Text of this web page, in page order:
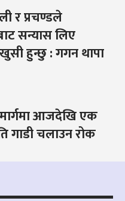
र प्रचण्डले
सन्यास लिए
हुन्छु : गगन थापा
आजदेखि एक
गाडी चलाउन रोक